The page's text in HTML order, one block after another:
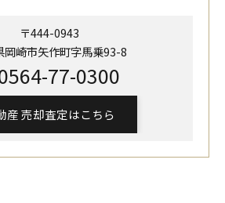
〒444-0943
岡崎市矢作町字馬乗93-8
77-0300
産 売却査定はこちら